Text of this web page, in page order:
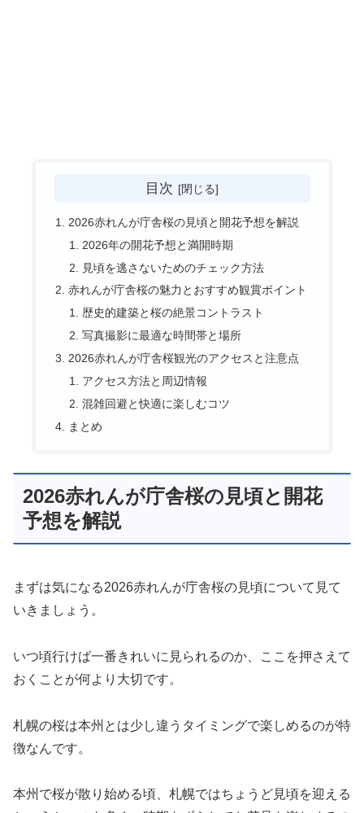
目次
2026赤れんが庁舎桜の見頃と開花予想を解説
2026年の開花予想と満開時期
見頃を逃さないためのチェック方法
赤れんが庁舎桜の魅力とおすすめ観賞ポイント
歴史的建築と桜の絶景コントラスト
写真撮影に最適な時間帯と場所
2026赤れんが庁舎桜観光のアクセスと注意点
アクセス方法と周辺情報
混雑回避と快適に楽しむコツ
まとめ
2026赤れんが庁舎桜の見頃と開花
予想を解説
まずは気になる2026赤れんが庁舎桜の見頃について見て
いきましょう。
いつ頃行けば一番きれいに見られるのか、ここを押さえて
おくことが何より大切です。
札幌の桜は本州とは少し違うタイミングで楽しめるのが特
徴なんです。
本州で桜が散り始める頃、札幌ではちょうど見頃を迎える